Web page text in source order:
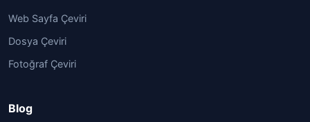
Web Sayfa Çeviri
Dosya Çeviri
Fotoğraf Çeviri
Blog